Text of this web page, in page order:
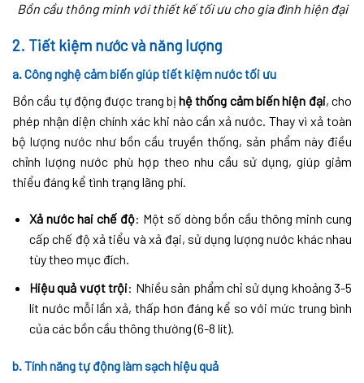
Bồn cầu thông minh với thiết kế tối ưu cho gia đình hiện đại
2. Tiết kiệm nước và năng lượng
a. Công nghệ cảm biến giúp tiết kiệm nước tối ưu
Bồn cầu tự động được trang bịhệ thống cảm biến hiện đại, cho
phép nhận diện chính xác khi nào cần xả nước. Thay vì xả toàn
bộ lượng nước như bồn cầu truyền thống, sản phẩm này điều
chỉnh lượng nước phù hợp theo nhu cầu sử dụng, giúp giảm
thiểu đáng kể tình trạng lãng phí.
Xả nước hai chế độ: Một số dòng bồn cầu thông minh cung
cấp chế độ xả tiểu và xả đại, sử dụng lượng nước khác nhau
tùy theo mục đích.
Hiệu quả vượt trội: Nhiều sản phẩm chỉ sử dụng khoảng 3-5
lít nước mỗi lần xả, thấp hơn đáng kể so với mức trung bình
của các bồn cầu thông thường (6-8 lít).
b. Tính năng tự động làm sạch hiệu quả